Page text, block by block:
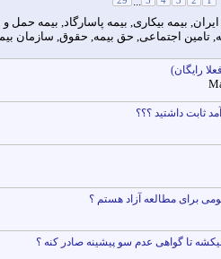
ثابت داشتید ؟؟؟
برای مطالعه آزاد هستم ؟
تا گواهی عدم سو پیشینه صادر کنه ؟